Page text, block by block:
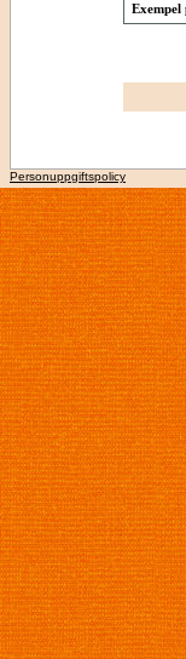
Exempel
Personuppgiftspolicy